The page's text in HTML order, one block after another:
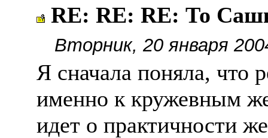
RE: RE: RE: То
Вторник, 20 января
Я сначала поняла, что
именно к кружевным
идет о практичности